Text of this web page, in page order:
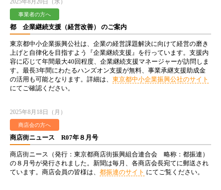
2025年8月20日（水）
事業者の方へ
都 企業継続支援（経営改善） のご案内
東京都中小企業振興公社は、企業の経営課題解決に向けて経営の磨き
上げと自律化を目指すよう『企業継続支援』を行っています。支援内
容に応じて年間最大40回程度、企業継続支援マネージャーが訪問しま
す。最長3年間にわたるハンズオン支援が無料、事業承継支援助成金
の活用も可能となります。詳細は、 東京都中小企業振興公社のサイト
にてご確認ください。
2025年8月18日（月）
商店会の方へ
商店街ニュース R07年８月号
商店街ニース（発行：東京都商店街振興組合連合会 略称：都振連）
の８月号が発行されました。新聞は毎月、各商店会長宛てに郵送され
ています。商店会員の皆様は、 都振連のサイト にてご覧ください。